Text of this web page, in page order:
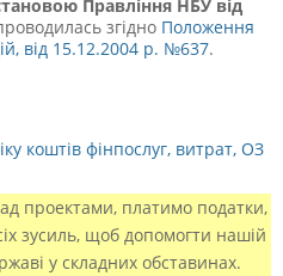
Правління НБУ від
згідно Положення
від 15.12.2004 р. №637.
коштів фінпослуг, витрат, ОЗ
проектами, платимо податки,
зусиль, щоб допомогти нашій
у складних обставинах.